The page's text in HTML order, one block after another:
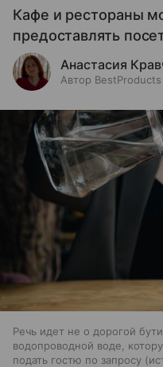
Кафе и рестораны
предоставлять
Анастасия
Автор BestProducts
Речь идет не о дорогой
водопроводной воде,
подать гостю по запросу